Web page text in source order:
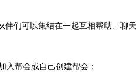
们可以集结在一起互相帮助、聊
帮会或自己创建帮会；